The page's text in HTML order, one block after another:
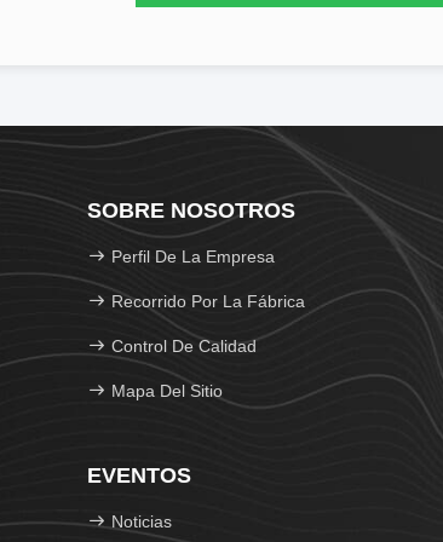
SOBRE NOSOTROS
Perfil De La Empresa
Recorrido Por La Fábrica
Control De Calidad
Mapa Del Sitio
EVENTOS
Noticias